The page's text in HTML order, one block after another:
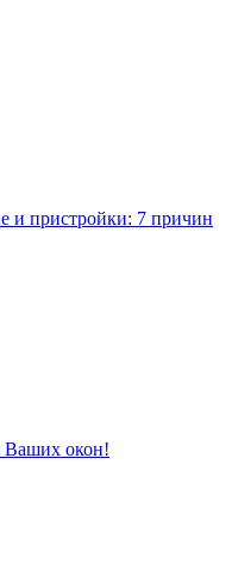
и пристройки: 7 причин
Ваших окон!